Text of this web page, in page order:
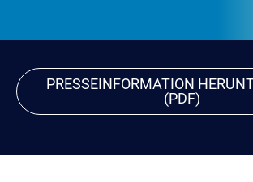
PRESSEINFORMATION
(PDF)